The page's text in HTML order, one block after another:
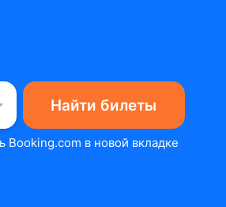
Найти билеты
Booking.com в новой вкладке